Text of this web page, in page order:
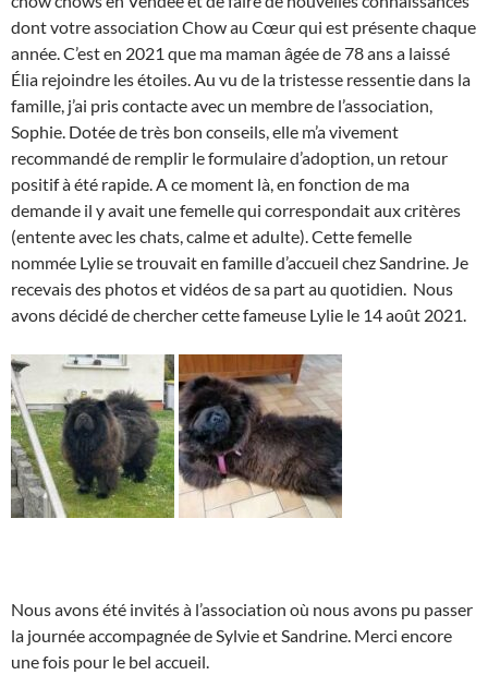
dont votre association Chow au Cœur qui est présente chaque
année. C’est en 2021 que ma maman âgée de 78 ans a laissé
Élia rejoindre les étoiles. Au vu de la tristesse ressentie dans la
famille, j’ai pris contacte avec un membre de l’association,
Sophie. Dotée de très bon conseils, elle m’a vivement
recommandé de remplir le formulaire d’adoption, un retour
positif à été rapide. A ce moment là, en fonction de ma
demande il y avait une femelle qui correspondait aux critères
(entente avec les chats, calme et adulte). Cette femelle
nommée Lylie se trouvait en famille d’accueil chez Sandrine. Je
recevais des photos et vidéos de sa part au quotidien. Nous
avons décidé de chercher cette fameuse Lylie le 14 août 2021.
Nous avons été invités à l’association où nous avons pu passer
la journée accompagnée de Sylvie et Sandrine. Merci encore
une fois pour le bel accueil.